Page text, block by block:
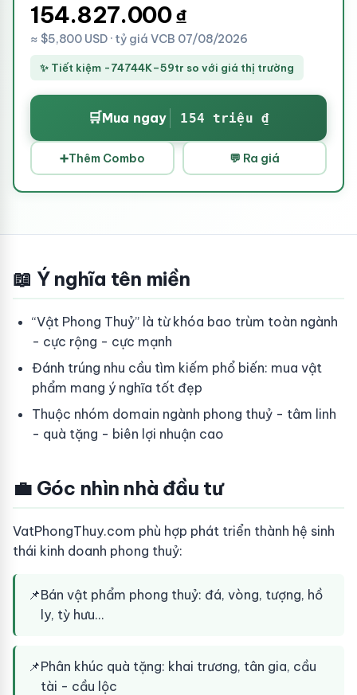
154.827.000₫
≈ $5,800 USD · tỷ giá VCB 07/08/2026
✨ Tiết kiệm -74744K–59tr so với giá thị trường
🛒Mua ngay 154 triệu ₫
➕Thêm Combo 💬 Ra giá
📖 Ý nghĩa tên miền
“Vật Phong Thuỷ” là từ khóa bao trùm toàn ngành
- cực rộng - cực mạnh
Đánh trúng nhu cầu tìm kiếm phổ biến: mua vật
phẩm mang ý nghĩa tốt đẹp
Thuộc nhóm domain ngành phong thuỷ - tâm linh
- quà tặng - biên lợi nhuận cao
💼 Góc nhìn nhà đầu tư
VatPhongThuy.com phù hợp phát triển thành hệ sinh
thái kinh doanh phong thuỷ:
📌Bán vật phẩm phong thuỷ: đá, vòng, tượng, hồ
ly, tỳ hưu…
📌Phân khúc quà tặng: khai trương, tân gia, cầu
tài - cầu lộc